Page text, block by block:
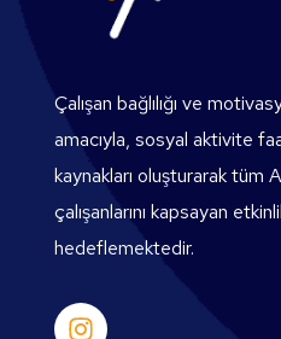
Çalışan bağlılığı ve
amacıyla, sosyal aktivite
kaynakları oluşturarak tüm
çalışanlarını kapsayan
hedeflemektedir.